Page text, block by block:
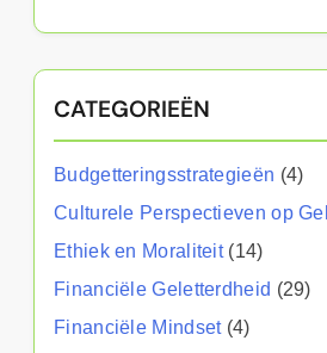
CATEGORIEËN
Budgetteringsstrategieën (4)
Culturele Perspectieven op
Ethiek en Moraliteit(14)
Financiële Geletterdheid (29)
Financiële Mindset(4)